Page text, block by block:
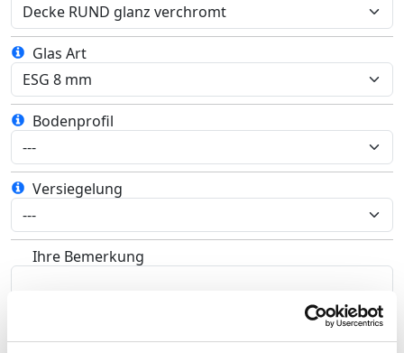
Glas Art
Bodenprofil
Versiegelung
Ihre Bemerkung